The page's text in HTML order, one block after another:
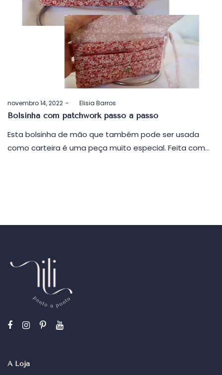
Postado
em
novembro 14, 2022 byElisia Barros
Bolsinha com patchwork passo a passo
Esta bolsinha de mão que também pode ser usada
como carteira é uma peça muito especial. Feita com…
A Loja